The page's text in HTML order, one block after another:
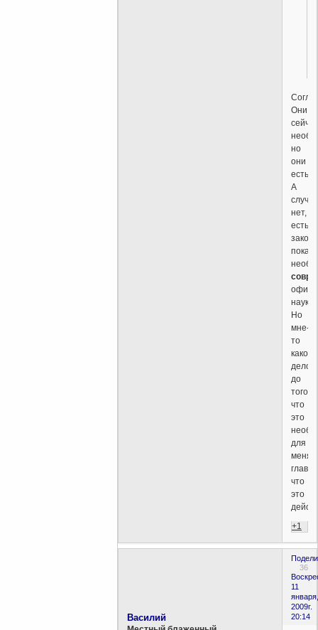
Они
сейчас
но
они
есть.
А
нет,
есть
пока
Но
мне-
то
какое
дело,
до
того,
что
это
для
меня
что
это
+1
36
11
января,
2009г.
20:14
Василий